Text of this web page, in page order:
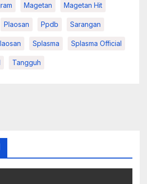
Magetan Magetan Hit
Plaosan Ppdb Sarangan
Splasma Splasma Official
Tangguh